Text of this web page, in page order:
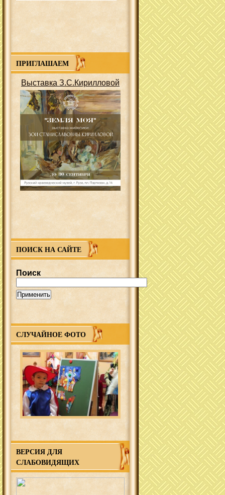
ПРИГЛАШАЕМ
Выставка З.С.Кирилловой
ПОИСК НА САЙТЕ
Поиск
СЛУЧАЙНОЕ ФОТО
ВЕРСИЯ ДЛЯ
СЛАБОВИДЯЩИХ